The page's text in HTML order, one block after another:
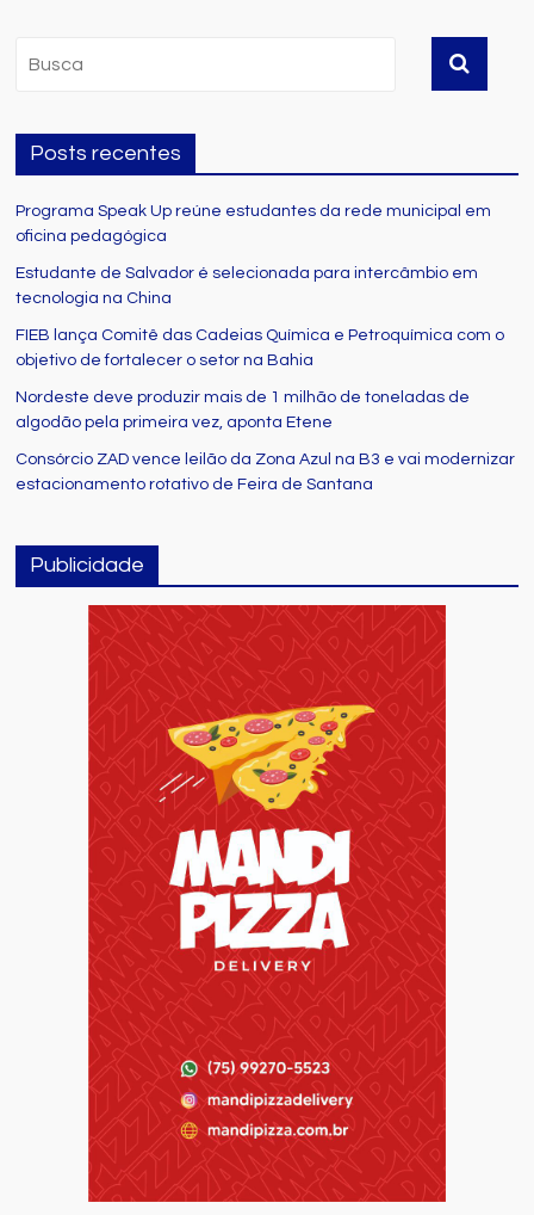
Posts recentes
Programa Speak Up reúne estudantes da rede municipal em
oficina pedagógica
Estudante de Salvador é selecionada para intercâmbio em
tecnologia na China
FIEB lança Comitê das Cadeias Química e Petroquímica com o
objetivo de fortalecer o setor na Bahia
Nordeste deve produzir mais de 1 milhão de toneladas de
algodão pela primeira vez, aponta Etene
Consórcio ZAD vence leilão da Zona Azul na B3 e vai modernizar
estacionamento rotativo de Feira de Santana
Publicidade